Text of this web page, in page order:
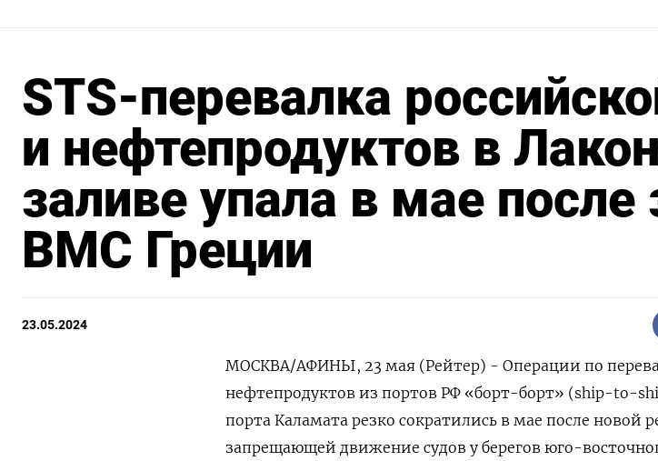
STS-перевалка
и нефтепродуктов в
заливе упала в мае после
ВМС Греции
23.05.2024
МОСКВА/АФИНЫ, 23 мая (Рейтер) - Операции по
нефтепродуктов из портов РФ «борт-борт» (ship-to-
порта Каламата резко сократились в мае после
запрещающей движение судов у берегов юго-